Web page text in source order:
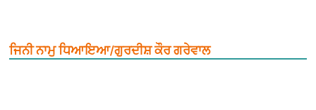
ਜਿਨੀ ਨਾਮੁ ਧਿਆਇਆ/ਗੁਰਦੀਸ਼ ਕੌਰ ਗਰੇਵਾਲ